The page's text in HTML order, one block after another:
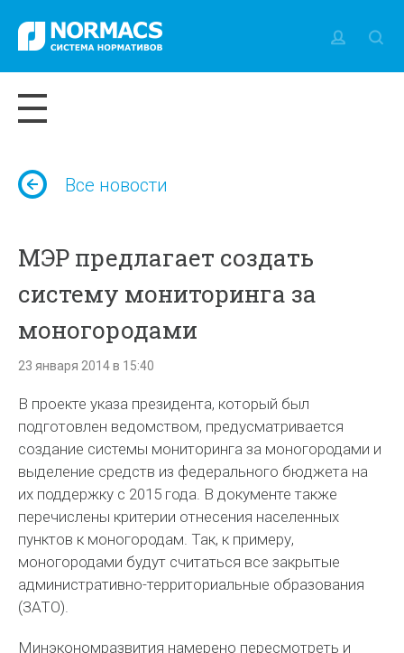
Все новости
МЭР предлагает создать
систему мониторинга за
моногородами
23 января 2014 в 15:40
В проекте указа президента, который был
подготовлен ведомством, предусматривается
создание системы мониторинга за моногородами и
выделение средств из федерального бюджета на
их поддержку с 2015 года. В документе также
перечислены критерии отнесения населенных
пунктов к моногородам. Так, к примеру,
моногородами будут считаться все закрытые
административно-территориальные образования
(ЗАТО).
Минэкономразвития намерено пересмотреть и